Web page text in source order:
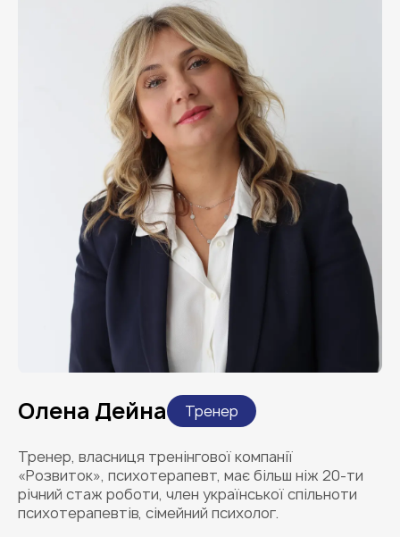
Олена Дейна Тренер
Тренер, власниця тренінгової компанії
«Розвиток», психотерапевт, має більш ніж 20-ти
річний стаж роботи, член української спільноти
психотерапевтів, сімейний психолог.